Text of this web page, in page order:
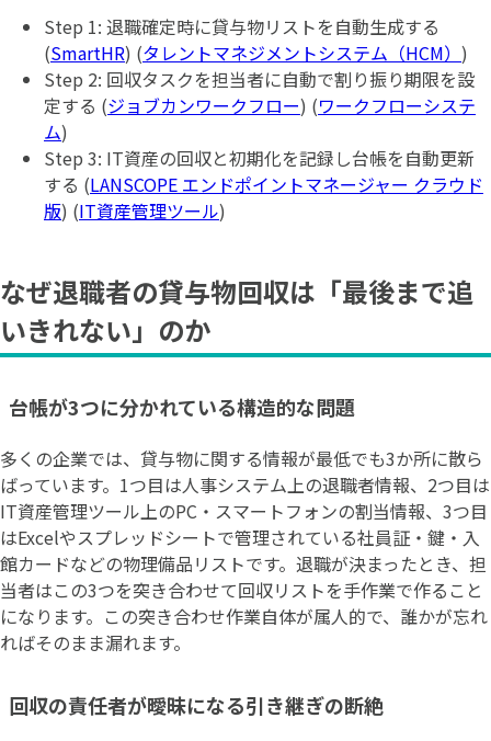
Step 1: 退職確定時に貸与物リストを自動生成する
(SmartHR) (タレントマネジメントシステム（HCM） )
Step 2: 回収タスクを担当者に自動で割り振り期限を設
定する (ジョブカンワークフロー) (ワークフローシステ
ム)
Step 3: IT資産の回収と初期化を記録し台帳を自動更新
する (LANSCOPE エンドポイントマネージャー クラウド
版) (IT資産管理ツール)
なぜ退職者の貸与物回収は「最後まで追
いきれない」のか
台帳が3つに分かれている構造的な問題
多くの企業では、貸与物に関する情報が最低でも3か所に散ら
ばっています。1つ目は人事システム上の退職者情報、2つ目は
IT資産管理ツール上のPC・スマートフォンの割当情報、3つ目
はExcelやスプレッドシートで管理されている社員証・鍵・入
館カードなどの物理備品リストです。退職が決まったとき、担
当者はこの3つを突き合わせて回収リストを手作業で作ること
になります。この突き合わせ作業自体が属人的で、誰かが忘れ
ればそのまま漏れます。
回収の責任者が曖昧になる引き継ぎの断絶